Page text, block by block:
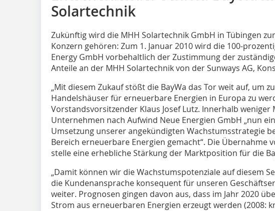
Solartechnik
Zukünftig wird die MHH Solartechnik GmbH in Tübingen
Konzern gehören: Zum 1. Januar 2010 wird die 100-
Energy GmbH vorbehaltlich der Zustimmung der
Anteile an der MHH Solartechnik von der Sunways AG,
„Mit diesem Zukauf stößt die BayWa das Tor weit auf, um
Handelshäuser für erneuerbare Energien in Europa zu
Vorstandsvorsitzender Klaus Josef Lutz. Innerhalb weniger
Unternehmen nach Aufwind Neue Energien GmbH „nun
Umsetzung unserer angekündigten Wachstumsstrategie
Bereich erneuerbare Energien gemacht“. Die Übernahme
stelle eine erhebliche Stärkung der Marktposition für die
„Damit können wir die Wachstumspotenziale auf diesem
die Kundenansprache konsequent für unseren
weiter. Prognosen gingen davon aus, dass im Jahr 2020
Strom aus erneuerbaren Energien erzeugt werden (2008: